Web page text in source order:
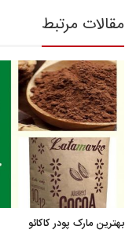
مقالات مرتبط
بهترین مارک پودر کاکائو